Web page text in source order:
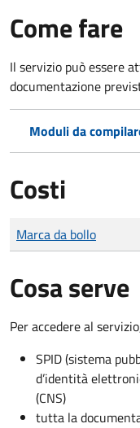
Come fare
Il servizio può essere
documentazione
Moduli da
Costi
Tipo di pagamento
Importo
Marca da bollo
Cosa serve
Per accedere al
SPID (sistema
d’identità
(CNS)
tutta la